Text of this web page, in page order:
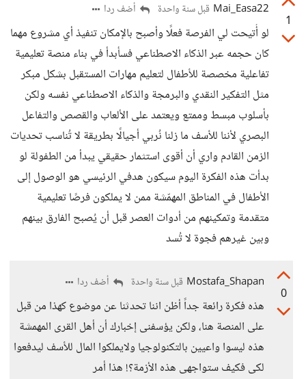
1
Mai_Easa22 قبل سنة واحدة أضف ردا
لو أُتيحت لي الفرصة فعلًا وأصبح بالإمكان تنفيذ أي مشروع مهما
كان حجمه عبر الذكاء الاصطناعي فسأبدأ في بناء منصة تعليمية
تفاعلية مخصصة للأطفال لتعليم مهارات المستقبل بشكل مبكر
مثل التفكير النقدي والبرمجة والذكاء الاصطناعي نفسه ولكن
بأسلوب مبسط وممتع ويعتمد على الألعاب والقصص والتفاعل
البصري لأننا للأسف ما زلنا نُربي أجيالًا بطريقة لا تُناسب تحديات
الزمن القادم واري أن أقوى استثمار حقيقي يبدأ من الطفولة لو
بدأت هذه الفكرة اليوم سيكون هدفي الرئيسي هو الوصول إلى
الأطفال في المناطق المهمّشة ممن لا يملكون فرصًا تعليمية
متقدمة وتمكينهم من أدوات العصر قبل أن يُصبح الفارق بينهم
وبين غيرهم فجوة لا تُسد
0
Mostafa_Shapan قبل سنة واحدة أضف ردا
هذه فكرة رائعة جداً أظن اننا تحدثنا عن موضوع كهذا من قبل
على المنصة هنا، ولكن يؤسفنى إخبارك أن أهل القرى المهمشة
هذه ليسوا واعيين بالتكنولوجيا ولايملكوا المال للأسف ليدفعوا
لكى فكيف ستواجهى هذه الأزمة؟! هذا أمر